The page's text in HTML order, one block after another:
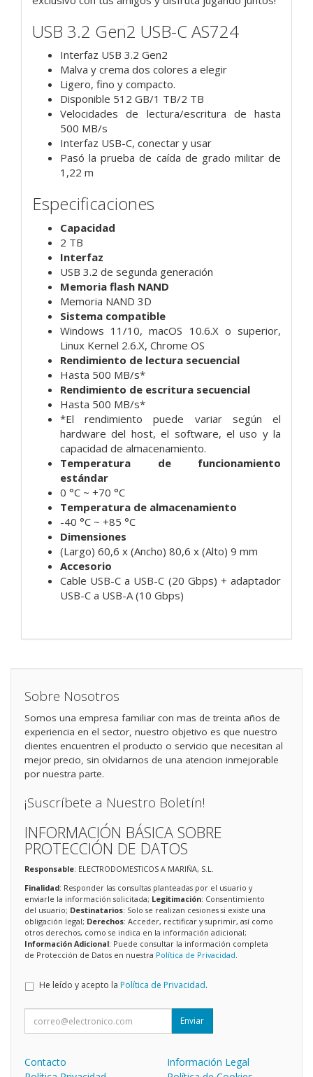
USB 3.2 Gen2 USB-C AS724
Interfaz USB 3.2 Gen2
Malva y crema dos colores a elegir
Ligero, fino y compacto.
Disponible 512 GB/1 TB/2 TB
Velocidades de lectura/escritura de hasta
500 MB/s
Interfaz USB-C, conectar y usar
Pasó la prueba de caída de grado militar de
1,22 m
Especificaciones
Capacidad
2 TB
Interfaz
USB 3.2 de segunda generación
Memoria flash NAND
Memoria NAND 3D
Sistema compatible
Windows 11/10, macOS 10.6.X o superior,
Linux Kernel 2.6.X, Chrome OS
Rendimiento de lectura secuencial
Hasta 500 MB/s*
Rendimiento de escritura secuencial
Hasta 500 MB/s*
*El rendimiento puede variar según el
hardware del host, el software, el uso y la
capacidad de almacenamiento.
Temperatura de funcionamiento
estándar
0 °C ~ +70 °C
Temperatura de almacenamiento
-40 °C ~ +85 °C
Dimensiones
(Largo) 60,6 x (Ancho) 80,6 x (Alto) 9 mm
Accesorio
Cable USB-C a USB-C (20 Gbps) + adaptador
USB-C a USB-A (10 Gbps)
Sobre Nosotros
Somos una empresa familiar con mas de treinta años de
experiencia en el sector, nuestro objetivo es que nuestro
clientes encuentren el producto o servicio que necesitan al
mejor precio, sin olvidarnos de una atencion inmejorable
por nuestra parte.
¡Suscríbete a Nuestro Boletín!
INFORMACIÓN BÁSICA SOBRE
PROTECCIÓN DE DATOS
Responsable: ELECTRODOMESTICOS A MARIÑA, S.L.
Finalidad: Responder las consultas planteadas por el usuario y
enviarle la información solicitada; Legitimación: Consentimiento
del usuario; Destinatarios: Solo se realizan cesiones si existe una
obligación legal; Derechos: Acceder, rectificar y suprimir, así como
otros derechos, como se indica en la información adicional;
Información Adicional: Puede consultar la información completa
de Protección de Datos en nuestra Política de Privacidad
He leído y acepto la Política de Privacidad.
Enviar
Contacto
Información Legal